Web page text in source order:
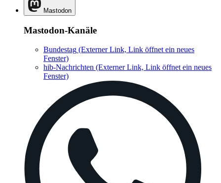
Mastodon
Mastodon-Kanäle
Bundestag (Externer Link, Link öffnet ein neues
Fenster)
hib-Nachrichten (Externer Link, Link öffnet ein neues
Fenster)